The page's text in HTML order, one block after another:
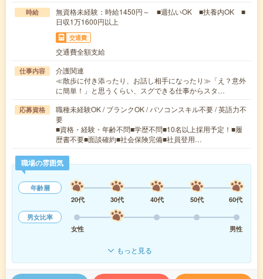
時給
無資格未経験：時給1450円～ ■週払いOK ■扶養内OK ■
日収1万1600円以上
交通費
交通費全額支給
仕事内容
介護関連
≪散歩に付き添ったり、お話し相手になったり≫「え？意外
に簡単！」と思うくらい、スグできる仕事からスタ…
応募資格
職種未経験OK / ブランクOK / パソコンスキル不要 / 英語力不
要
■資格・経験・年齢不問■学歴不問■10名以上採用予定！■履
歴書不要■面談確約■社会保険完備■社員登用…
職場の雰囲気
年齢層
20代
30代 40代 50代
60代
男女比率
女性
男性
もっと見る